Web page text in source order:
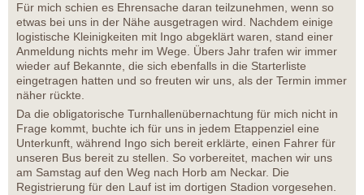
Für mich schien es Ehrensache daran teilzunehmen, wenn so
etwas bei uns in der Nähe ausgetragen wird. Nachdem einige
logistische Kleinigkeiten mit Ingo abgeklärt waren, stand einer
Anmeldung nichts mehr im Wege. Übers Jahr trafen wir immer
wieder auf Bekannte, die sich ebenfalls in die Starterliste
eingetragen hatten und so freuten wir uns, als der Termin immer
näher rückte.
Da die obligatorische Turnhallenübernachtung für mich nicht in
Frage kommt, buchte ich für uns in jedem Etappenziel eine
Unterkunft, während Ingo sich bereit erklärte, einen Fahrer für
unseren Bus bereit zu stellen. So vorbereitet, machen wir uns
am Samstag auf den Weg nach Horb am Neckar. Die
Registrierung für den Lauf ist im dortigen Stadion vorgesehen.